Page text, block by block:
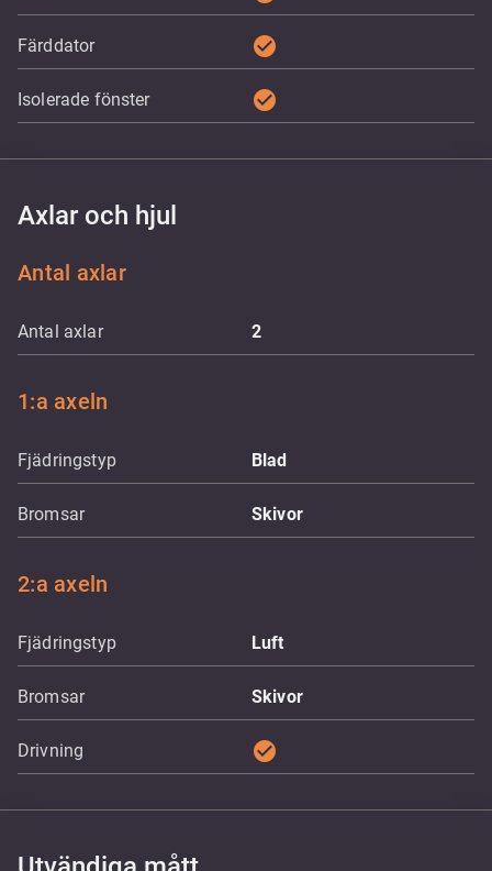
Färddator check_circle
Isolerade fönster check_circle
Axlar och hjul
Antal axlar
Antal axlar 2
1:a axeln
Fjädringstyp Blad
Bromsar Skivor
2:a axeln
Fjädringstyp Luft
Bromsar Skivor
Drivning check_circle